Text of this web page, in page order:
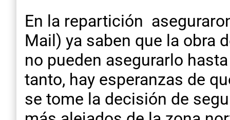
En la repartición
Mail) ya saben que la obra
no pueden asegurarlo
tanto, hay esperanzas de
se tome la decisión de